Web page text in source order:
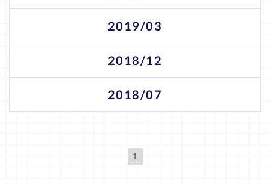
2019/03
2018/12
2018/07
1